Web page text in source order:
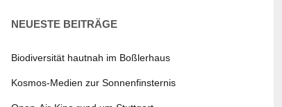
NEUESTE BEITRÄGE
Biodiversität hautnah im Boßlerhaus
Kosmos-Medien zur Sonnenfinsternis